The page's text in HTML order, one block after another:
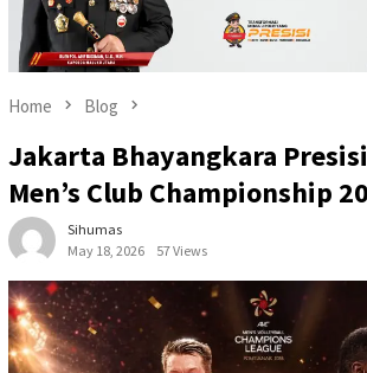
Home Blog
Jakarta Bhayangkara Presisi
Men’s Club Championship
Sihumas
May 18, 2026
57 Views